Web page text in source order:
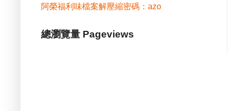
阿榮福利味檔案解壓縮密碼：azo
總瀏覽量 Pageviews